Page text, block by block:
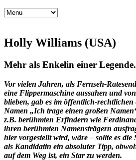
Holly Williams (USA)
Mehr als Enkelin einer
Vor vielen Jahren, als Fernseh-
eine Flippermaschine aussahen und
blieben, gab es im öffentlich-rechtlichen
Namen „Ich trage einen großen
z.B. berühmten Erfindern wie
ihren berühmten Namensträgern
hier vorgestellt wird, wäre – sollte es die
als Kandidatin ein absoluter Tipp,
auf dem Weg ist, ein Star zu werden.